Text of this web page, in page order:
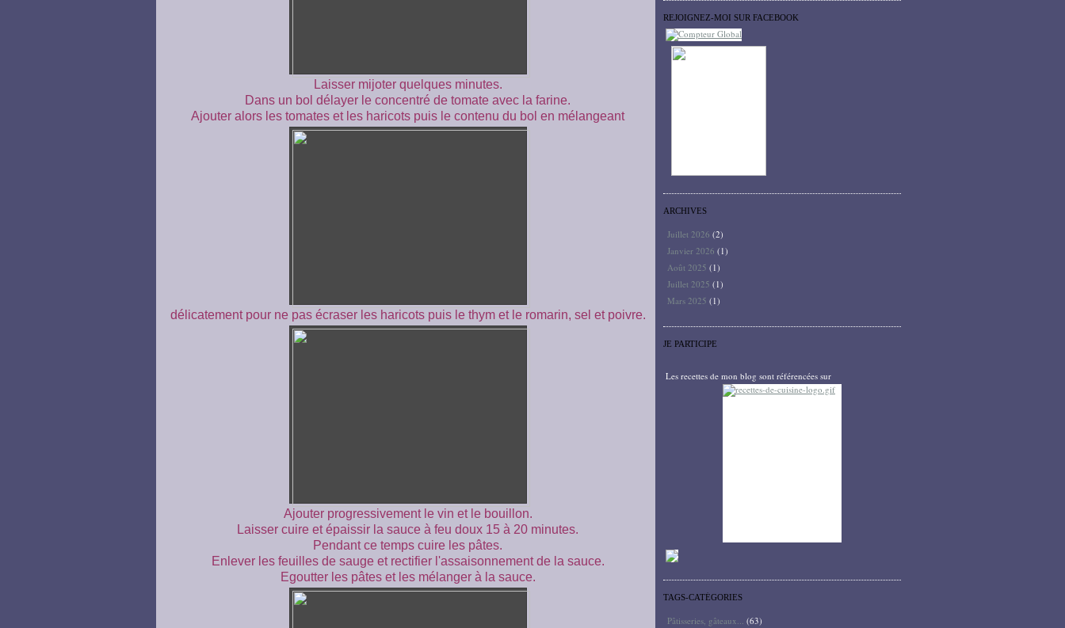
Laisser mijoter quelques minutes.
Dans un bol délayer le concentré de tomate avec la farine.
Ajouter alors les tomates et les haricots puis le contenu du bol en mélangeant
délicatement pour ne pas écraser les haricots puis le thym et le romarin, sel et poivre.
Ajouter progressivement le vin et le bouillon.
Laisser cuire et épaissir la sauce à feu doux 15 à 20 minutes.
Pendant ce temps cuire les pâtes.
Enlever les feuilles de sauge et rectifier l'assaisonnement de la sauce.
Egoutter les pâtes et les mélanger à la sauce.
REJOIGNEZ-MOI SUR FACEBOOK
ARCHIVES
Juillet 2026 (2)
Janvier 2026 (1)
Août 2025 (1)
Juillet 2025 (1)
Mars 2025 (1)
JE PARTICIPE
Les recettes de mon blog sont référencées sur
TAGS-CATÉGORIES
Pâtisseries, gâteaux... (63)